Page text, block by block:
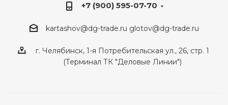
+7 (900) 595-07-70
kartashov@dg-trade.ru glotov@dg-trade.ru
г. Челябинск, 1-я Потребительская ул., 26, стр. 1
(Терминал ТК "Деловые Линии")